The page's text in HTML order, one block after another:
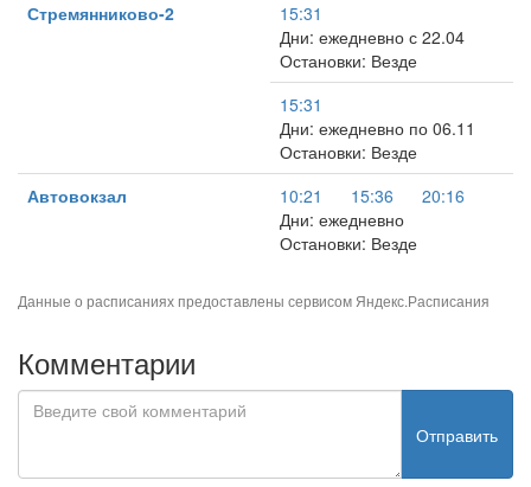
Стремянниково-2
15:31
Дни: ежедневно с 22.04
Остановки: Везде
15:31
Дни: ежедневно по 06.11
Остановки: Везде
Автовокзал
10:21 15:36
20:16
Дни: ежедневно
Остановки: Везде
Данные о расписаниях предоставлены сервисом Яндекс.Расписания
Комментарии
Отправить